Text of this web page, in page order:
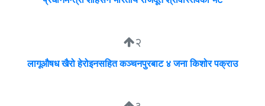
२
लागूऔषध खैरो हेरोइनसहित कञ्चनपुरबाट ४ जना किशोर पक्राउ